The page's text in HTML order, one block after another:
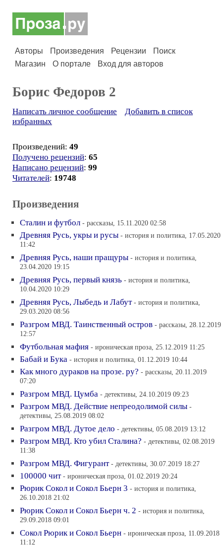
Авторы Произведения Рецензии
Поиск
Магазин
О портале Вход для авторов
Борис Федоров 2
Написать личное сообщение
Добавить в список
избранных
Произведений: 49
Получено рецензий: 65
Написано рецензий: 99
Читателей: 19748
Произведения
Сталин и футбол - рассказы, 15.11.2020 02:58
Древняя Русь, укры и русы - история и политика, 17.05.2020
11:42
Древняя Русь, наши пращуры - история и политика,
23.04.2020 19:15
Древняя Русь, первый князь - история и политика,
10.04.2020 10:29
Древняя Русь, Лыбедь и Лабут - история и политика,
29.03.2020 08:56
Разгром МВД. Таинственный остров - рассказы, 28.12.2019
12:57
Футбольная мафия - ироническая проза, 25.12.2019 11:25
Бабай и Бука - история и политика, 01.12.2019 10:44
Как много дураков на прозе. ру? - рассказы, 20.11.2019
07:20
Разгром МВД. Цумба - детективы, 24.10.2019 09:23
Разгром МВД. Действие непреодолимой силы -
детективы, 25.08.2019 08:02
Разгром МВД. Дутое дело - детективы, 05.08.2019 13:12
Разгром МВД. Кто убил Сталина? - детективы, 02.08.2019
11:38
Разгром МВД. Фигурант - детективы, 30.07.2019 18:27
100000 чит - ироническая проза, 01.02.2019 20:24
Рюрик Сокол и Сокол Бьерн 3 - история и политика,
26.10.2018 21:02
Рюрик Сокол и Сокол Бьерн ч. 2 - история и политика,
29.09.2018 09:01
Сокол Рюрик и Сокол Бьерн - ироническая проза, 11.09.2018
11:12